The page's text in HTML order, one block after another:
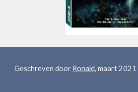
Geschreven door Ronald, maart 2021